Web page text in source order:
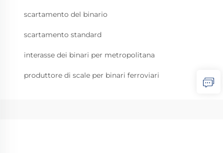
scartamento del binario
scartamento standard
interasse dei binari per metropolitana
produttore di scale per binari ferroviari